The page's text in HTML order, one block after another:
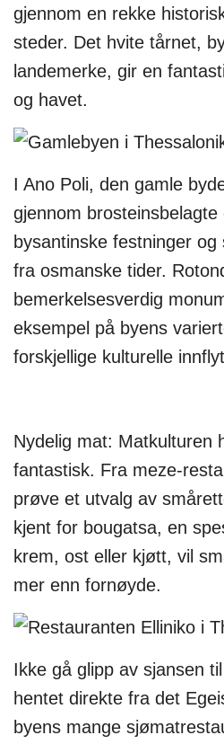
gjennom en rekke
steder. Det hvite tårnet,
landemerke, gir en
og havet.
I Ano Poli, den gamle
gjennom
bysantinske festninger
fra osmanske tider.
bemerkelsesverdig
eksempel på byens
forskjellige kulturelle
Nydelig mat: Matkulturen
fantastisk. Fra meze-
prøve et utvalg av
kjent for bougatsa, en
krem, ost eller kjøtt, vil
mer enn fornøyde.
Ikke gå glipp av sjansen
hentet direkte fra det
byens mange